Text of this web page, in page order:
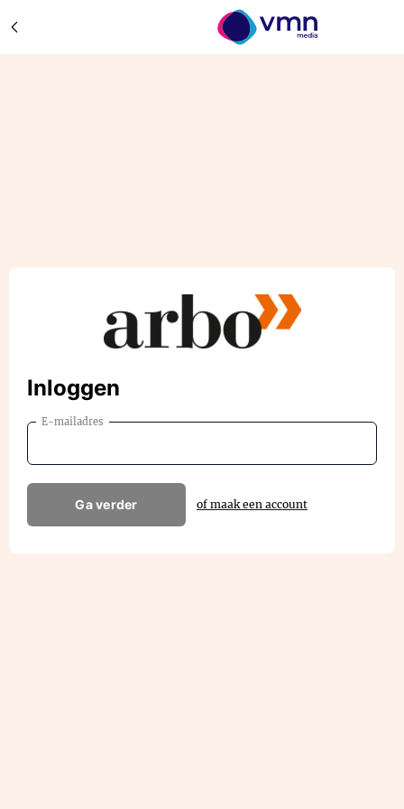
Inloggen
E-mailadres
Ga verder of maak een account